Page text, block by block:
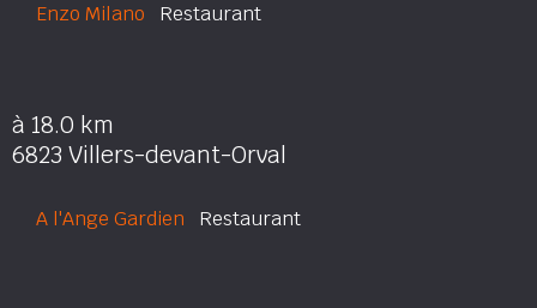
Enzo Milano Restaurant
à 18.0 km
6823 Villers-devant-Orval
A l'Ange Gardien Restaurant